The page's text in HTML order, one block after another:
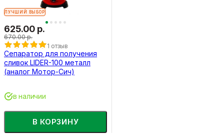
ЛУЧШИЙ ВЫБОР
625.00 р.
670.00 р.
1 отзыв
Сепаратор для получения
сливок LIDER-100 металл
(аналог Мотор-Сич)
В КОРЗИНУ
в наличии